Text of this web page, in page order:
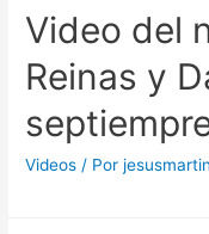
Video del
Reinas y
Videos / Porjesusmartin